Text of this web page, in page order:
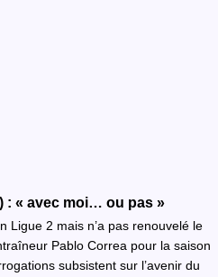
: « avec moi… ou pas »
Ligue 2 mais n’a pas renouvelé le
Pablo Correa pour la saison
subsistent sur l’avenir du